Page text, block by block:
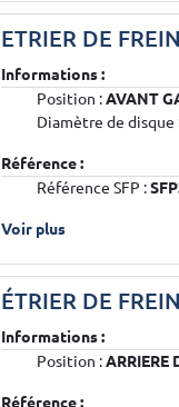
ETRIER DE
Informations :
Position : AVANT
Diamètre de disque
Référence :
Référence SFP :
Voir plus
ÉTRIER DE
Informations :
Position : ARRIERE
Référence :